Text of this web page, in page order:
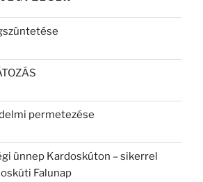
permetezése
ünnep Kardoskúton – sikerrel
Falunap